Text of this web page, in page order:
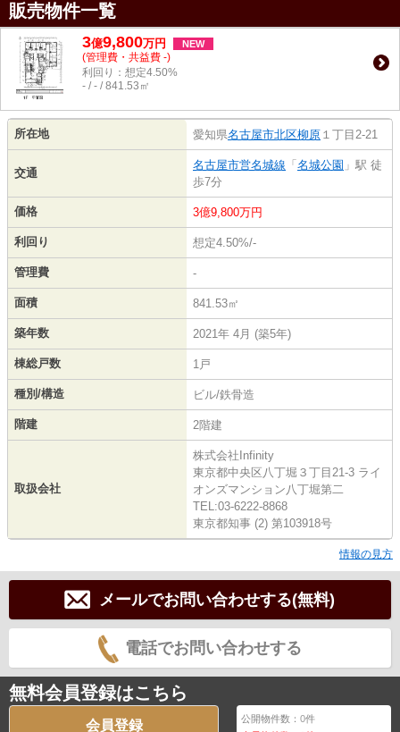
販売物件一覧
3億9,800万円 NEW
(管理費・共益費 -)
利回り：想定4.50%
- / - / 841.53㎡
所在地 愛知県名古屋市北区柳原 １丁目2-21
交通
名古屋市営名城線 「 名城公園 」駅 徒
歩7分
価格 3億9,800万円
利回り 想定4.50%/-
管理費 -
面積 841.53㎡
築年数 2021年 4月 (築5年)
棟総戸数 1戸
種別/構造 ビル/鉄骨造
階建 2階建
取扱会社
株式会社Infinity
東京都中央区八丁堀３丁目21-3 ライ
オンズマンション八丁堀第二
TEL:03-6222-8868
東京都知事 (2) 第103918号
情報の見方
メールでお問い合わせする(無料)
電話でお問い合わせする
無料会員登録はこちら
会員登録 公開物件数：0件